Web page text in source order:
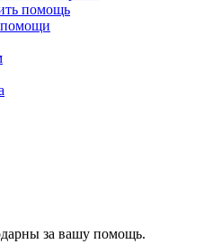
помощь
за вашу помощь.